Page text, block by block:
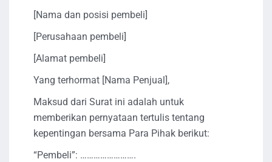
[Nama dan posisi pembeli]
[Perusahaan pembeli]
[Alamat pembeli]
Yang terhormat [Nama Penjual],
Maksud dari Surat ini adalah untuk
memberikan pernyataan tertulis tentang
kepentingan bersama Para Pihak berikut:
“Pembeli”: …………………….